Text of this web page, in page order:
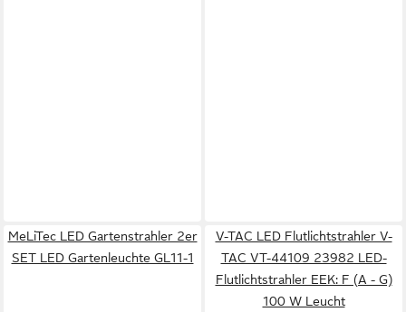
MeLiTec LED Gartenstrahler 2er
SET LED Gartenleuchte GL11-1
V-TAC LED Flutlichtstrahler V-
TAC VT-44109 23982 LED-
Flutlichtstrahler EEK: F (A - G)
100 W Leucht